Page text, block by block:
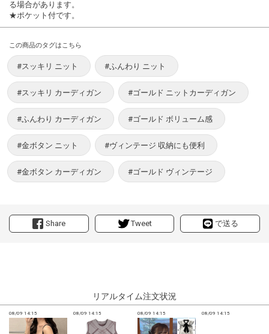
Share Tweet で送る
る場合があります。
★ポケット付です。
この商品のタグはこちら
#スッキリ ニット #ふんわり ニット
#スッキリ カーディガン #ゴールド ニットカーディガン
#ふんわり カーディガン #ゴールド ボリューム感
#金ボタン ニット #ヴィンテージ 収納にも便利
#金ボタン カーディガン #ゴールド ヴィンテージ
リアルタイム注文状況
08/09 14:15 08/09 14:15 08/09 14:15 08/09 14:15